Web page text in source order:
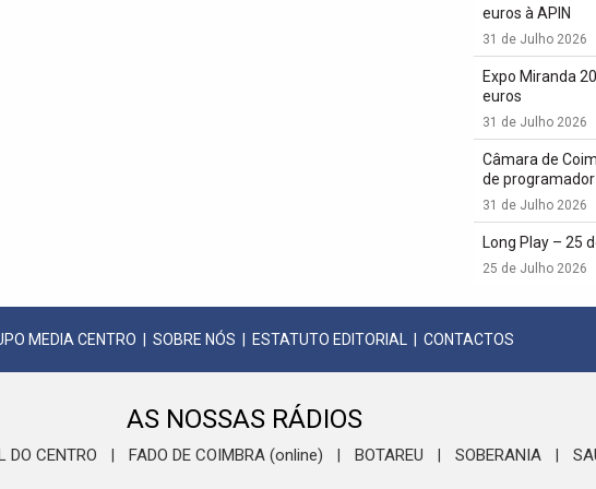
euros à APIN
31 de Julho 2026
Expo Miranda
euros
31 de Julho 2026
Câmara de
de
31 de Julho 2026
Long Play – 25
25 de Julho 2026
MEDIA CENTRO SOBRE NÓS ESTATUTO EDITORIAL CONTACTOS
AS NOSSAS RÁDIOS
DO CENTRO FADO DE COIMBRA (online) BOTAREU SOBERANIA